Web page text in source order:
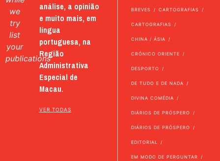
we
try
list
your
publications
análise, a opinião
e muito mais, em
língua
portuguesa, na
Região
Administrativa
Especial de
Macau.
VER TODAS
BREVES CARTOGRAFIAS
CARTOGRAFIAS
CHINA / ÁSIA
CRÓNICO ORIENTE
DESPORTO
DE TUDO E DE NADA
DIVINA COMÉDIA
DIÁRIOS DE PRÓSPERO
DIÁRIOS DE PRÓSPERO
EDITORIAL
EM MODO DE PERGUNTAR